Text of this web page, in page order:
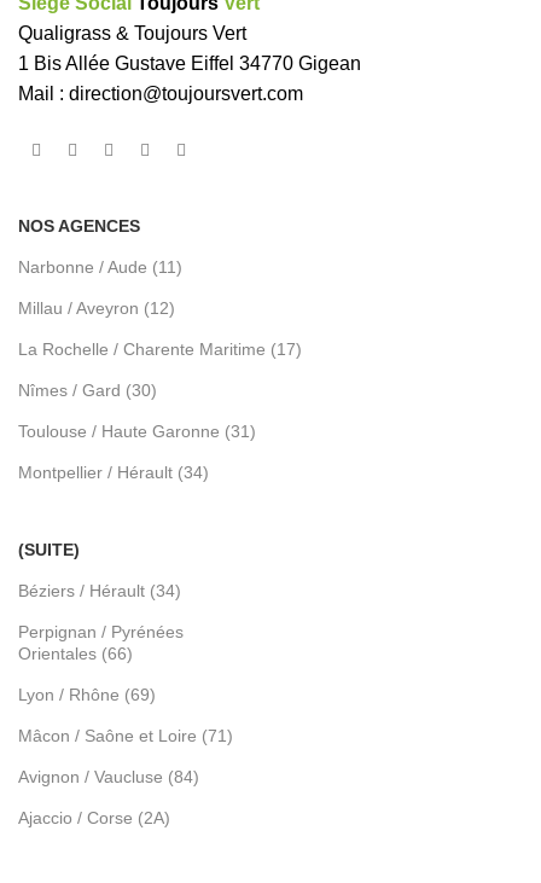
Qualigrass & Toujours Vert
1 Bis Allée Gustave Eiffel 34770 Gigean
Mail : direction@toujoursvert.com
NOS AGENCES
Narbonne / Aude (11)
Millau / Aveyron (12)
La Rochelle / Charente Maritime (17)
Nîmes / Gard (30)
Toulouse / Haute Garonne (31)
Montpellier / Hérault (34)
(SUITE)
Béziers / Hérault (34)
Perpignan / Pyrénées
Orientales (66)
Lyon / Rhône (69)
Mâcon / Saône et Loire (71)
Avignon / Vaucluse (84)
Ajaccio / Corse (2A)